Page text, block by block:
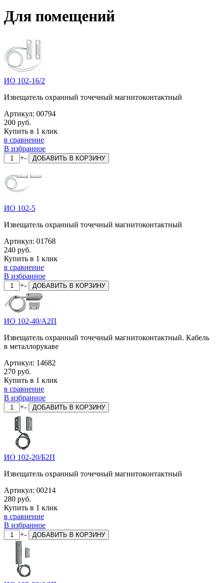
Для помещений
ИО 102-16/2
Извещатель охранный точечный магнитоконтактный
Артикул: 00794
200 руб.
Купить в 1 клик
в сравнение
В избранное
+- ДОБАВИТЬ В КОРЗИНУ
ИО 102-5
Извещатель охранный точечный магнитоконтактный
Артикул: 01768
240 руб.
Купить в 1 клик
в сравнение
В избранное
+- ДОБАВИТЬ В КОРЗИНУ
ИО 102-40/А2П
Извещатель охранный точечный магнитоконтактный. Кабель
в металлорукаве
Артикул: 14682
270 руб.
Купить в 1 клик
в сравнение
В избранное
+- ДОБАВИТЬ В КОРЗИНУ
ИО 102-20/Б2П
Извещатель охранный точечный магнитоконтактный
Артикул: 00214
280 руб.
Купить в 1 клик
в сравнение
В избранное
+- ДОБАВИТЬ В КОРЗИНУ